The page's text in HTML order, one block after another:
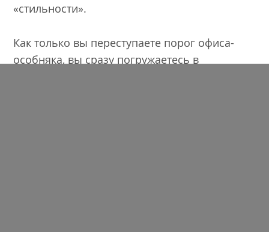
«стильности».
Как только вы переступаете порог офиса-
особняка, вы сразу погружаетесь в